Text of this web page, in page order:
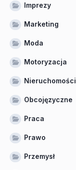
Imprezy
Marketing
Moda
Motoryzacja
Nieruchomości
Obcojęzyczne
Praca
Prawo
Przemysł